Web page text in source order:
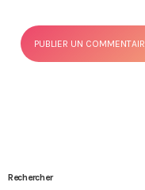
Rechercher